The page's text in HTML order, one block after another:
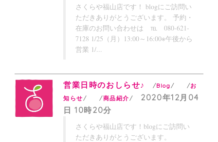
さくらや福山店です！ blogにご訪問い
ただきありがとうございます。 予約・
在庫のお問い合わせは ℡ 080-621-
7128 1/25（月）13:00～16:00※午後から
営業 1/...
営業日時のおしらせ♪ Blog
お
知らせ
商品紹介
2020年12月04
日 10時20分
さくらや福山店です！blogにご訪問い
ただきありがとうございます。